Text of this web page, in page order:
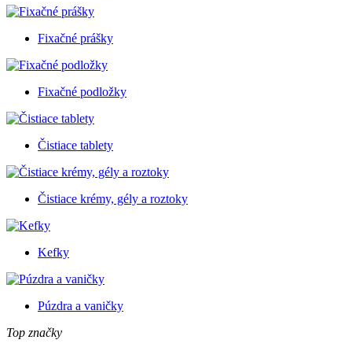
Fixačné prášky
Fixačné podložky
Čistiace tablety
Čistiace krémy, gély a roztoky
Kefky
Púzdra a vaničky
Top značky